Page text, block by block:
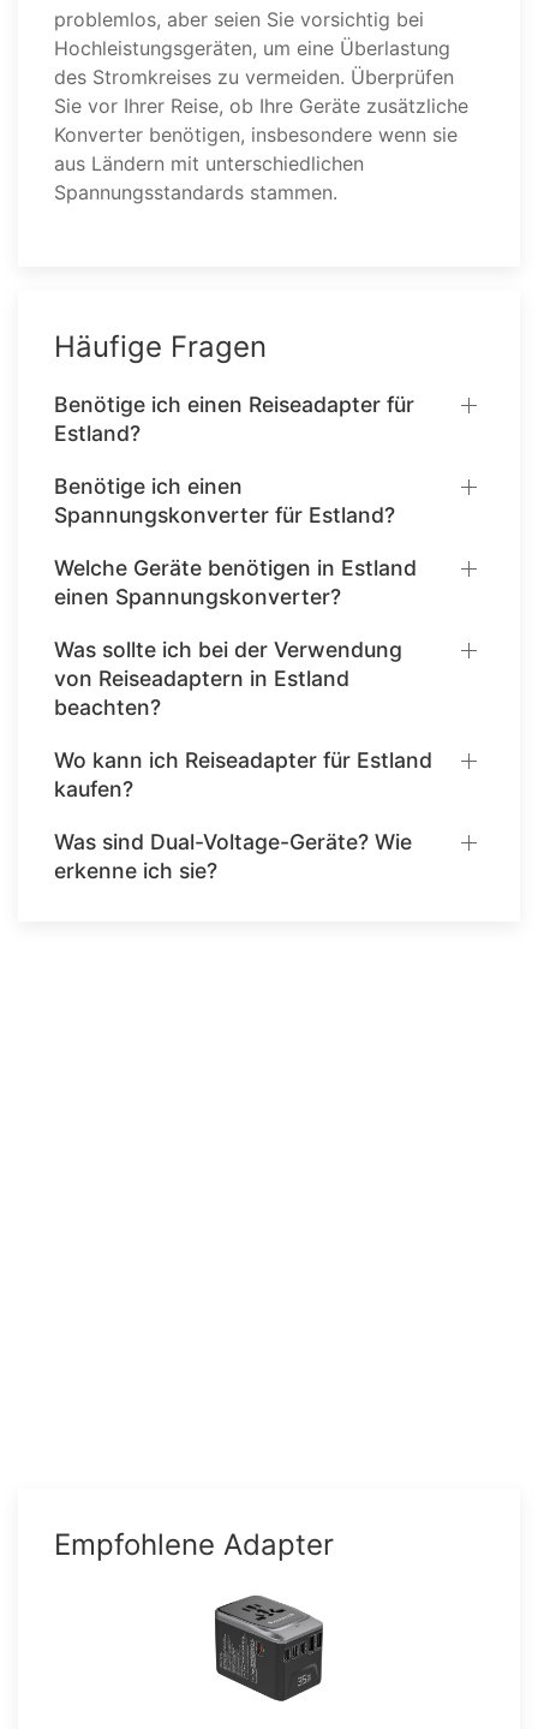
problemlos, aber seien Sie vorsichtig bei
Hochleistungsgeräten, um eine Überlastung
des Stromkreises zu vermeiden. Überprüfen
Sie vor Ihrer Reise, ob Ihre Geräte zusätzliche
Konverter benötigen, insbesondere wenn sie
aus Ländern mit unterschiedlichen
Spannungsstandards stammen.
Häufige Fragen
Benötige ich einen Reiseadapter für
Estland?
Benötige ich einen
Spannungskonverter für Estland?
Welche Geräte benötigen in Estland
einen Spannungskonverter?
Was sollte ich bei der Verwendung
von Reiseadaptern in Estland
beachten?
Wo kann ich Reiseadapter für Estland
kaufen?
Was sind Dual-Voltage-Geräte? Wie
erkenne ich sie?
Empfohlene Adapter